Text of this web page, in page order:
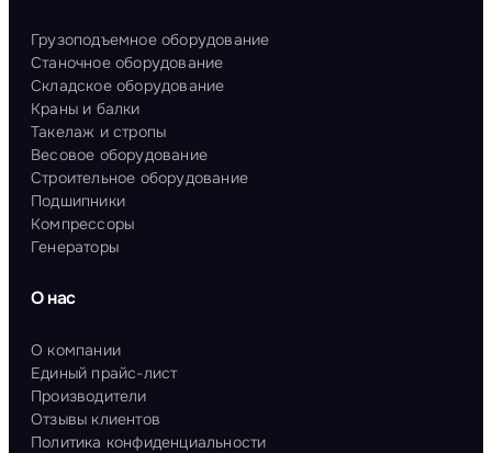
Грузоподъемное оборудование
Станочное оборудование
Складское оборудование
Краны и балки
Такелаж и стропы
Весовое оборудование
Строительное оборудование
Подшипники
Компрессоры
Генераторы
О нас
О компании
Единый прайс-лист
Производители
Отзывы клиентов
Политика конфиденциальности